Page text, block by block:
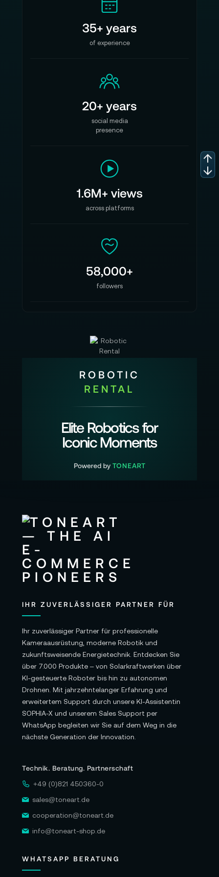
35+ years
of experience
20+ years
social media
presence
1.6M+ views
across platforms
58,000+
followers
ROBOTIC
RENTAL
Elite Robotics for
Iconic Moments
Powered by TONEART
IHR ZUVERLÄSSIGER PARTNER FÜR
Ihr zuverlässiger Partner für professionelle
Kameraausrüstung, moderne Robotik und
zukunftsweisende Energietechnik. Entdecken Sie
über 7.000 Produkte – von Solarkraftwerken über
KI-gesteuerte Roboter bis hin zu autonomen
Drohnen. Mit jahrzehntelanger Erfahrung und
erweitertem Support durch unsere KI-Assistentin
SOPHIA-X und unserem Sales Support per
WhatsApp begleiten wir Sie auf dem Weg in die
nächste Generation der Innovation.
Technik. Beratung. Partnerschaft
+49 (0)821 450360-0
sales@toneart.de
cooperation@toneart.de
info@toneart-shop.de
WHATSAPP BERATUNG